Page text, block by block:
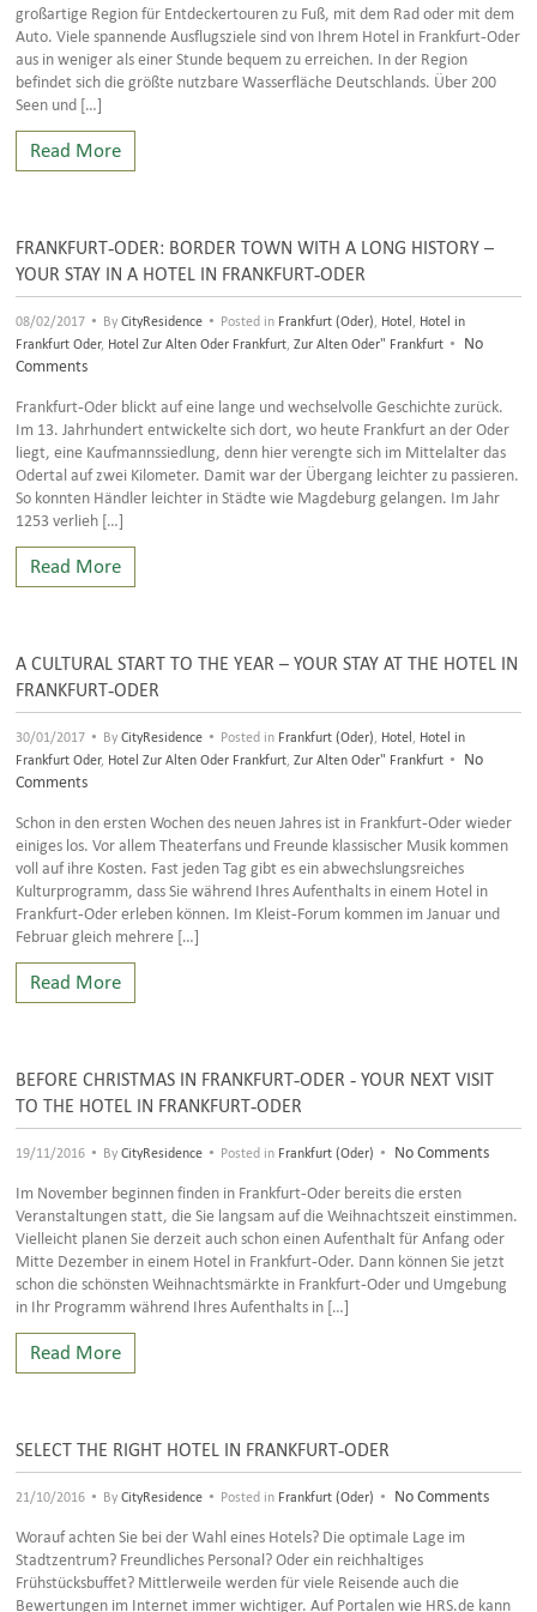
großartige Region für Entdeckertouren zu Fuß, mit dem Rad oder mit dem
Auto. Viele spannende Ausflugsziele sind von Ihrem Hotel in Frankfurt-Oder
aus in weniger als einer Stunde bequem zu erreichen. In der Region
befindet sich die größte nutzbare Wasserfläche Deutschlands. Über 200
Seen und […]
Read More
FRANKFURT-ODER: BORDER TOWN WITH A LONG HISTORY –
YOUR STAY IN A HOTEL IN FRANKFURT-ODER
08/02/2017 • ByCityResidence • Posted in Frankfurt (Oder) Hotel
Hotel in
Frankfurt Oder, Hotel Zur Alten Oder Frankfurt ,Zur Alten Oder" Frankfurt •
No
Comments
Frankfurt-Oder blickt auf eine lange und wechselvolle Geschichte zurück.
Im 13. Jahrhundert entwickelte sich dort, wo heute Frankfurt an der Oder
liegt, eine Kaufmannssiedlung, denn hier verengte sich im Mittelalter das
Odertal auf zwei Kilometer. Damit war der Übergang leichter zu passieren.
So konnten Händler leichter in Städte wie Magdeburg gelangen. Im Jahr
1253 verlieh […]
Read More
A CULTURAL START TO THE YEAR – YOUR STAY AT THE HOTEL IN
FRANKFURT-ODER
30/01/2017 • ByCityResidence • Posted in Frankfurt (Oder) Hotel
Hotel in
Frankfurt Oder, Hotel Zur Alten Oder Frankfurt ,Zur Alten Oder" Frankfurt •
No
Comments
Schon in den ersten Wochen des neuen Jahres ist in Frankfurt-Oder wieder
einiges los. Vor allem Theaterfans und Freunde klassischer Musik kommen
voll auf ihre Kosten. Fast jeden Tag gibt es ein abwechslungsreiches
Kulturprogramm, dass Sie während Ihres Aufenthalts in einem Hotel in
Frankfurt-Oder erleben können. Im Kleist-Forum kommen im Januar und
Februar gleich mehrere […]
Read More
BEFORE CHRISTMAS IN FRANKFURT-ODER - YOUR NEXT VISIT
TO THE HOTEL IN FRANKFURT-ODER
19/11/2016 • ByCityResidence • Posted in Frankfurt (Oder) • No Comments
Im November beginnen finden in Frankfurt-Oder bereits die ersten
Veranstaltungen statt, die Sie langsam auf die Weihnachtszeit einstimmen.
Vielleicht planen Sie derzeit auch schon einen Aufenthalt für Anfang oder
Mitte Dezember in einem Hotel in Frankfurt-Oder. Dann können Sie jetzt
schon die schönsten Weihnachtsmärkte in Frankfurt-Oder und Umgebung
in Ihr Programm während Ihres Aufenthalts in […]
Read More
SELECT THE RIGHT HOTEL IN FRANKFURT-ODER
21/10/2016 • ByCityResidence • Posted in Frankfurt (Oder) • No Comments
Worauf achten Sie bei der Wahl eines Hotels? Die optimale Lage im
Stadtzentrum? Freundliches Personal? Oder ein reichhaltiges
Frühstücksbuffet? Mittlerweile werden für viele Reisende auch die
Bewertungen im Internet immer wichtiger. Auf Portalen wie HRS.de kann